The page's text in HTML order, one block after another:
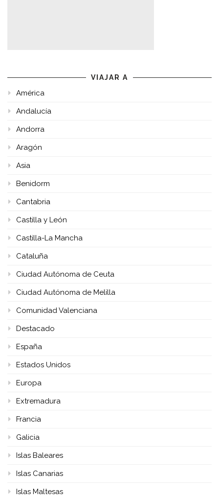
VIAJAR A
América
Andalucía
Andorra
Aragón
Asia
Benidorm
Cantabria
Castilla y León
Castilla-La Mancha
Cataluña
Ciudad Autónoma de Ceuta
Ciudad Autónoma de Melilla
Comunidad Valenciana
Destacado
España
Estados Unidos
Europa
Extremadura
Francia
Galicia
Islas Baleares
Islas Canarias
Islas Maltesas